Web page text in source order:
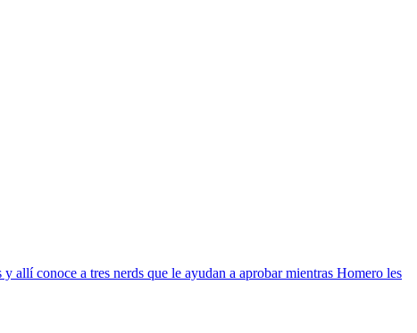
allí conoce a tres nerds que le ayudan a aprobar mientras Homero les